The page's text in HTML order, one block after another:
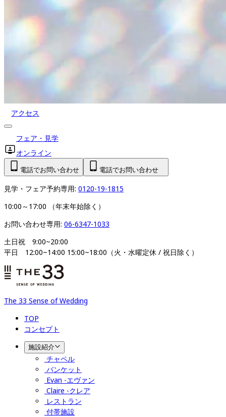
アクセス
フェア・見学
オンライン
電話でお問い合わせ 電話でお問い合わせ
見学・フェア予約専用: 0120-19-1815
10:00～17:00 （年末年始除く）
お問い合わせ専用: 06-6347-1033
土日祝　9:00~20:00
平日　12:00~14:00 15:00~18:00（火・水曜定休 / 祝日除く）
The 33 Sense of Wedding
TOP
コンセプト
施設紹介
チャペル
バンケット
Evan -エヴァン
Claire -クレア
レストラン
付帯施設